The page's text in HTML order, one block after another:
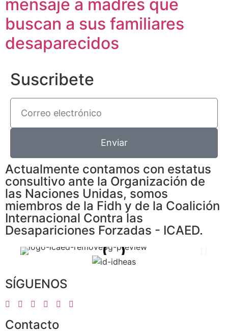
mensaje a madres que
buscan a sus familiares
desaparecidos
Suscribete
Enviar
Actualmente contamos con estatus
consultivo ante la Organización de
las Naciones Unidas, somos
miembros de la Fidh y de la Coalición
Internacional Contra las
Desapariciones Forzadas - ICAED.
SÍGUENOS
Contacto